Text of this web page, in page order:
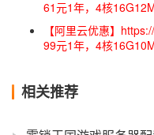
61元1年，4核
【阿里云优惠】
99元1年，4核
相关推荐